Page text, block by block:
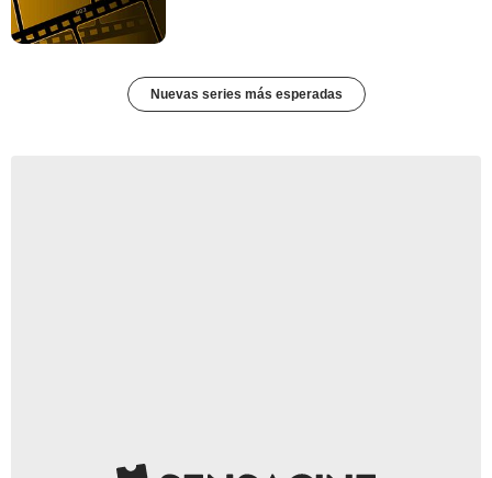
Nuevas series más esperadas